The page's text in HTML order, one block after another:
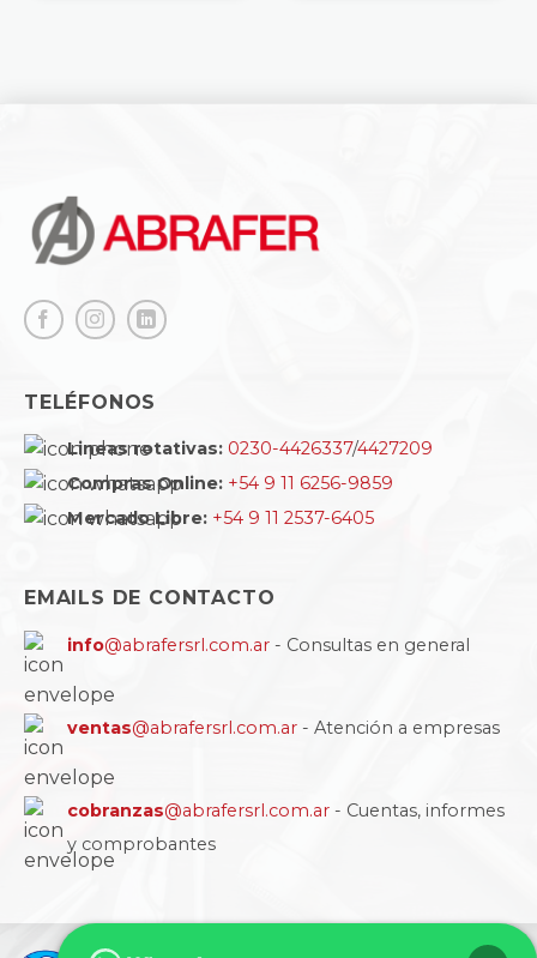
TELÉFONOS
Lineas rotativas: 0230-4426337/4427209
Compras Online: +54 9 11 6256-9859
Mercado Libre: +54 9 11 2537-6405
EMAILS DE CONTACTO
info@abrafersrl.com.ar - Consultas en general
ventas@abrafersrl.com.ar - Atención a empresas
cobranzas@abrafersrl.com.ar - Cuentas, informes
y comprobantes